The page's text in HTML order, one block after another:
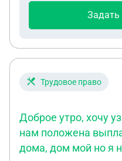
алименты?Заранее
Задать
Трудовое право
Доброе утро, хочу
нам положена
дома, дом мой но я